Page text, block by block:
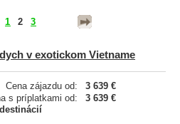
1 2 3
v exotickom Vietname
Cena zájazdu od:
3 639 €
s príplatkami od:
3 639 €